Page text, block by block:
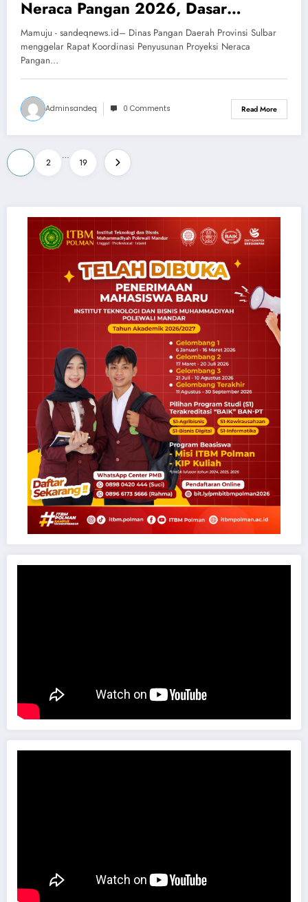
Neraca Pangan 2026, Dasar
Kebijakan Jaga Ketersediaan dan
Kendalikan Inflasi
Mamuju - sandeqnews.id– Dinas Pangan Daerah Provinsi Sulbar
menggelar Rapat Koordinasi Penyusunan Proyeksi Neraca
Pangan…
Adminsandeq 0 Comments Read More
Paginasi
pos
2
…
19